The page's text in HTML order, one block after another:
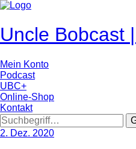
Uncle Bobcast
Mein Konto
Podcast
UBC+
Online-Shop
Kontakt
2. Dez. 2020